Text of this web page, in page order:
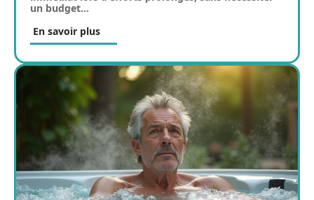
un budget…
En savoir plus